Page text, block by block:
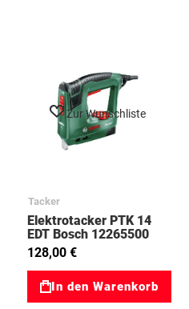
Zur Wunschliste
Tacker
Elektrotacker PTK 14
EDT Bosch 12265500
128,00 €
In den Warenkorb